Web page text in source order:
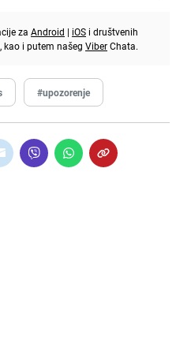
za Android | iOS i društvenih
, kao i putem našeg ViberChata.
#upozorenje